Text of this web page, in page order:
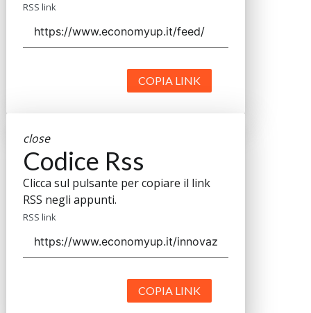
RSS link
COPIA LINK
close
Codice Rss
Clicca sul pulsante per copiare il link
RSS negli appunti.
RSS link
COPIA LINK